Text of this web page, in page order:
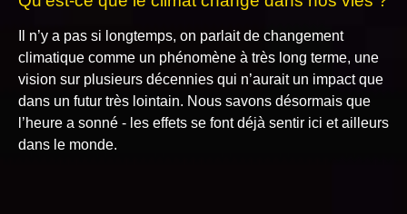
Il n’y a pas si longtemps, on parlait de changement
climatique comme un phénomène à très long terme, une
vision sur plusieurs décennies qui n’aurait un impact que
dans un futur très lointain. Nous savons désormais que
l’heure a sonné - les effets se font déjà sentir ici et ailleurs
dans le monde.